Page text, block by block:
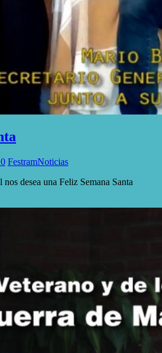
FestramNoticias
desea una Feliz Semana Santa